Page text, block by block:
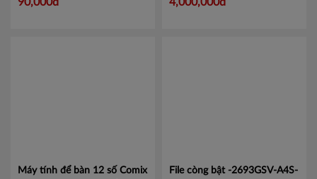
Máy tính để bàn 12 số Comix
File còng bật -2693GSV-A4S-